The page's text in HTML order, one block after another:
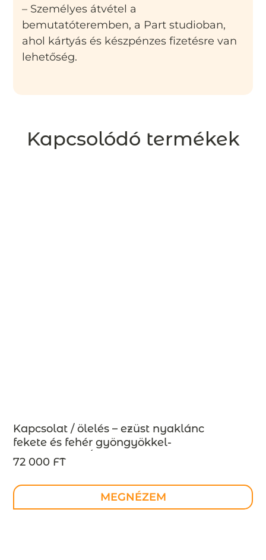
– Személyes átvétel a
bemutatóteremben, a Part studioban,
ahol kártyás és készpénzes fizetésre van
lehetőség.
Kapcsolódó termékek
Kapcsolat / ölelés – ezüst nyaklánc
fekete és fehér gyöngyökkel-
MEGRENDELÉSRE
72 000 FT
MEGNÉZEM